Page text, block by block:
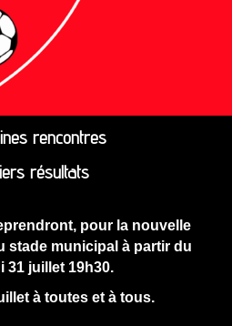
rencontres
résultats
pour la nouvelle
stade municipal à partir du
31 juillet 19h30.
à toutes et à tous.